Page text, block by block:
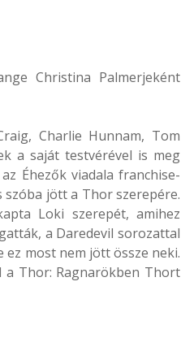
Christina Palmerjeként
Charlie Hunnam, Tom
a saját testvérével is meg
Éhezők viadala franchise-
szóba jött a Thor szerepére.
Loki szerepét, amihez
a Daredevil sorozattal
most nem jött össze neki.
a Thor: Ragnarökben Thort